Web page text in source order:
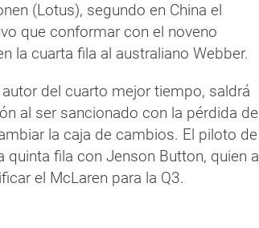
(Lotus), segundo en China el
que conformar con el noveno
la cuarta fila al australiano Webber.
del cuarto mejor tiempo, saldrá
al ser sancionado con la pérdida de
la caja de cambios. El piloto de
quinta fila con Jenson Button, quien a
el McLaren para la Q3.